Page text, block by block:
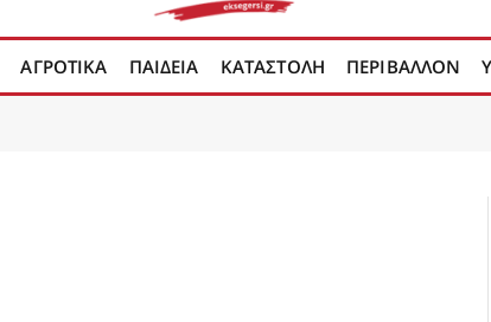
ΑΓΡΟΤΙΚΑ ΠΑΙΔΕΙΑ ΚΑΤΑΣΤΟΛΗ ΠΕΡΙΒΑΛΛΟΝ